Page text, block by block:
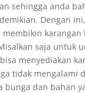
sehingga anda
Dengan
saja untuk
menyediakan
tidak mengalami
dan bahan